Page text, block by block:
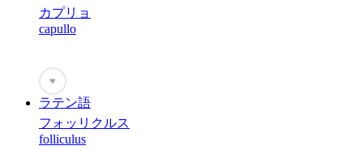
カプリョ
capullo
♥
ラテン語
フォッリクルス
folliculus